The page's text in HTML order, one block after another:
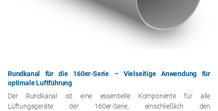
Rundkanal für die 160er-Serie – Vielseitige Anwendung für
optimale Luftführung
Der Rundkanal ist eine essentielle Komponente für alle
Lüftungsgeräte der 160er-Serie, einschließlich den